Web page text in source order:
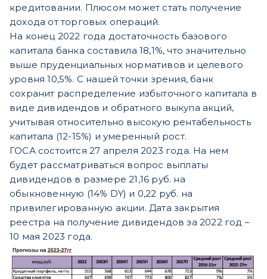
кредитовании. Плюсом может стать получение
дохода от торговых операций.
На конец 2022 года достаточность базового
капитала банка составила 18,1%, что значительно
выше пруденциальных нормативов и целевого
уровня 10,5%. С нашей точки зрения, банк
сохранит распределение избыточного капитала в
виде дивидендов и обратного выкупа акций,
учитывая относительно высокую рентабельность
капитала (12-15%) и умеренный рост.
ГОСА состоится 27 апреля 2023 года. На нем
будет рассматриваться вопрос выплаты
дивидендов в размере 21,16 руб. на
обыкновенную (14% DY) и 0,22 руб. на
привилегированную акции. Дата закрытия
реестра на получение дивидендов за 2022 год –
10 мая 2023 года.